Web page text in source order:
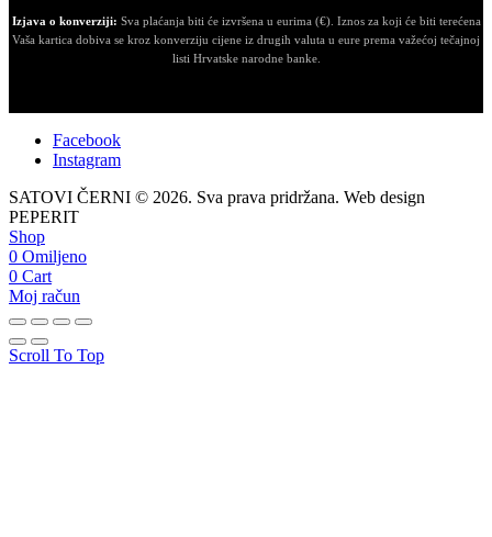
Izjava o konverziji: Sva plaćanja biti će izvršena u eurima (€). Iznos za koji će biti terećena
Vaša kartica dobiva se kroz konverziju cijene iz drugih valuta u eure prema važećoj tečajnoj
listi Hrvatske narodne banke.
Facebook
Instagram
SATOVI ČERNI © 2026. Sva prava pridržana. Web design
PEPERIT
Shop
0 Omiljeno
0 Cart
Moj račun
Scroll To Top